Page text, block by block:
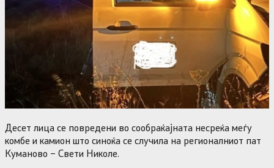
Десет лица се повредени во сообраќајната несреќа меѓу
комбе и камион што синоќа се случила на регионалниот пат
Куманово – Свети Николе.